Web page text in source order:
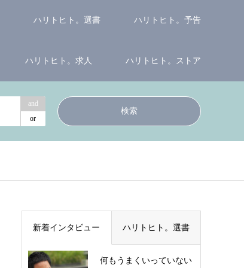
ハリトヒト。選書 ハリトヒト。予告
ハリトヒト。求人 ハリトヒト。ストア
and
or
新着インタビュー ハリトヒト。選書
何もうまくいっていない